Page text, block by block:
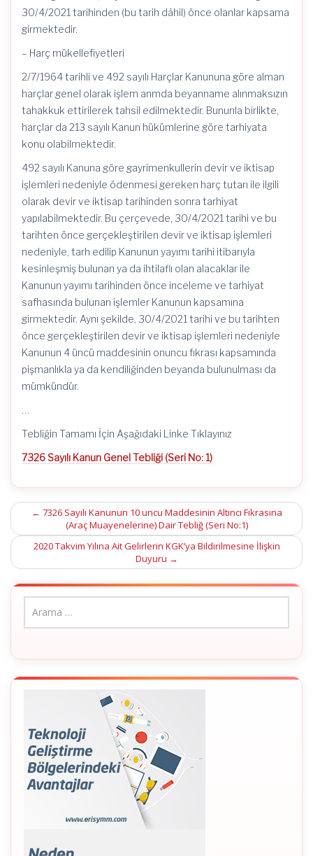
30/4/2021 tarihinden (bu tarih dâhil) önce olanlar kapsama
girmektedir.
– Harç mükellefiyetleri
2/7/1964 tarihli ve 492 sayılı Harçlar Kanununa göre alman
harçlar genel olarak işlem anmda beyanname alınmaksızın
tahakkuk ettirilerek tahsil edilmektedir. Bununla birlikte,
harçlar da 213 sayılı Kanun hükümlerine göre tarhiyata
konu olabilmektedir.
492 sayılı Kanuna göre gayrimenkullerin devir ve iktisap
işlemleri nedeniyle ödenmesi gereken harç tutarı ile ilgili
olarak devir ve iktisap tarihinden sonra tarhiyat
yapılabilmektedir. Bu çerçevede, 30/4/2021 tarihi ve bu
tarihten önce gerçekleştirilen devir ve iktisap işlemleri
nedeniyle, tarh edilip Kanunun yayımı tarihi itibarıyla
kesinleşmiş bulunan ya da ihtilaflı olan alacaklar ile
Kanunun yayımı tarihinden önce inceleme ve tarhiyat
safhasında bulunan işlemler Kanunun kapsamına
girmektedir. Aynı şekilde, 30/4/2021 tarihi ve bu tarihten
önce gerçekleştirilen devir ve iktisap işlemleri nedeniyle
Kanunun 4 üncü maddesinin onuncu fıkrası kapsamında
pişmanlıkla ya da kendiliğinden beyanda bulunulması da
mümkündür.
…
Tebliğin Tamamı İçin Aşağıdaki Linke Tıklayınız
7326 Sayılı Kanun Genel Tebliği (Seri No: 1)
Post
navigation
← 7326 Sayılı Kanunun 10 uncu Maddesinin Altıncı Fıkrasına
(Araç Muayenelerine) Dair Tebliğ (Seri No:1)
2020 Takvim Yılına Ait Gelirlerin KGK’ya Bildirilmesine İlişkin
Duyuru →